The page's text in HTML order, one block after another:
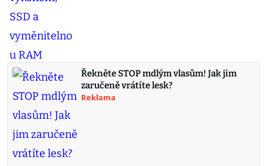
Řekněte STOP mdlým vlasům! Jak jim
zaručeně vrátíte lesk?
Reklama